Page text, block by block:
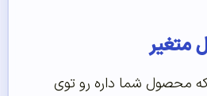
محصول شما داره رو توی